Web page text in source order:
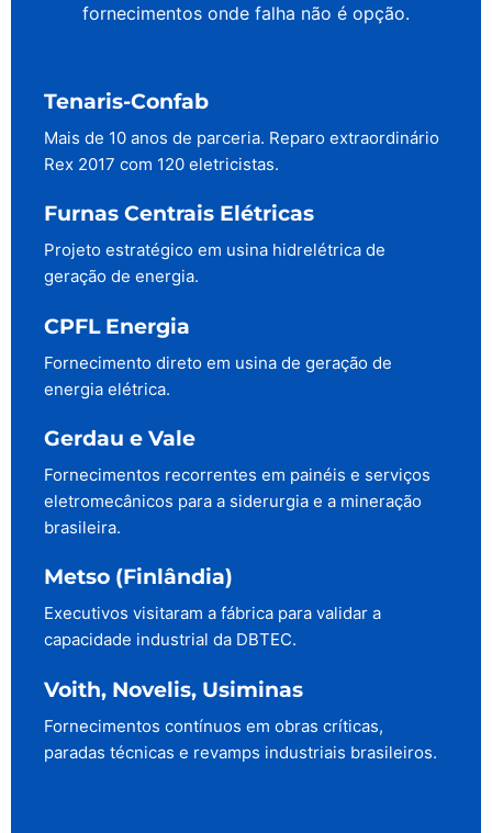
fornecimentos onde falha não é opção.
Tenaris-Confab
Mais de 10 anos de parceria. Reparo extraordinário
Rex 2017 com 120 eletricistas.
Furnas Centrais Elétricas
Projeto estratégico em usina hidrelétrica de
geração de energia.
CPFL Energia
Fornecimento direto em usina de geração de
energia elétrica.
Gerdau e Vale
Fornecimentos recorrentes em painéis e serviços
eletromecânicos para a siderurgia e a mineração
brasileira.
Metso (Finlândia)
Executivos visitaram a fábrica para validar a
capacidade industrial da DBTEC.
Voith, Novelis, Usiminas
Fornecimentos contínuos em obras críticas,
paradas técnicas e revamps industriais brasileiros.